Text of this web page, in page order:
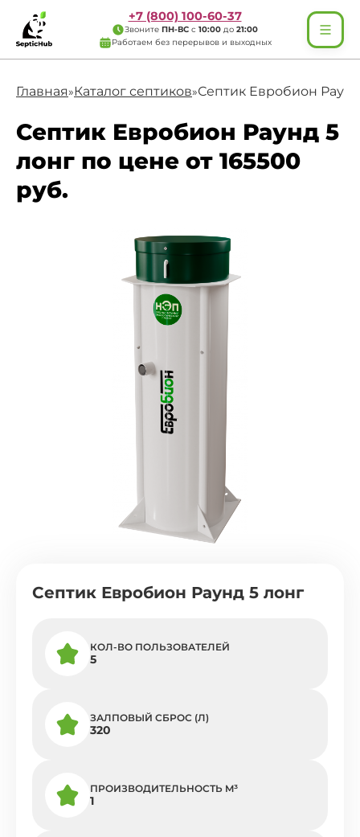
+7 (800) 100-60-37
Звоните ПН-ВС с 10:00 до 21:00
Работаем без перерывов и выходных
Главная»Каталог септиков»Септик Евробион
Септик Евробион Раунд 5
лонг по цене от 165500
руб.
Септик Евробион Раунд 5 лонг
КОЛ-ВО ПОЛЬЗОВАТЕЛЕЙ
5
ЗАЛПОВЫЙ СБРОС (Л)
320
ПРОИЗВОДИТЕЛЬНОСТЬ M³
1